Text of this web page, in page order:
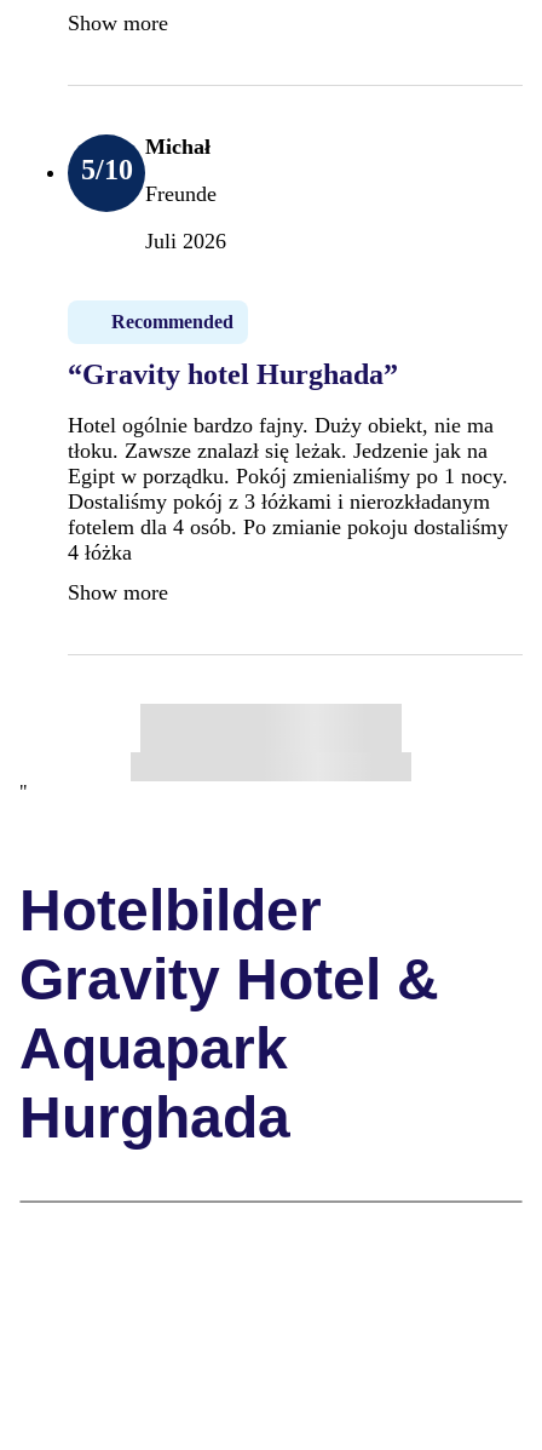
Show more
5/10
Michał
Freunde
Juli 2026
Recommended
“Gravity hotel Hurghada”
Hotel ogólnie bardzo fajny. Duży obiekt, nie ma
tłoku. Zawsze znalazł się leżak. Jedzenie jak na
Egipt w porządku. Pokój zmienialiśmy po 1 nocy.
Dostaliśmy pokój z 3 łóżkami i nierozkładanym
fotelem dla 4 osób. Po zmianie pokoju dostaliśmy
4 łóżka
Show more
"
Hotelbilder
Gravity Hotel &
Aquapark
Hurghada